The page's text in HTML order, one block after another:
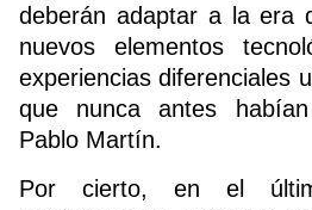
deberán adaptar a la era
nuevos elementos
experiencias diferenciales
que nunca antes
Pablo Martín.
Por cierto, en el